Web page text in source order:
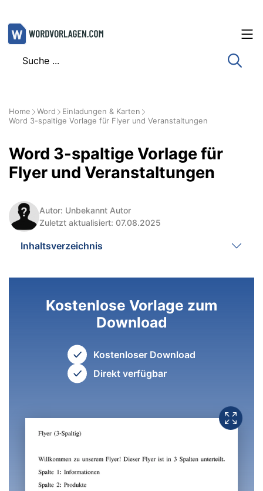
Zum
Inhalt
Home Word
Einladungen & Karten
Word 3-spaltige Vorlage für Flyer und Veranstaltungen
Word 3-spaltige Vorlage für
Flyer und Veranstaltungen
Autor: Unbekannt Autor
Zuletzt aktualisiert: 07.08.2025
Inhaltsverzeichnis
Kostenlose Vorlage zum
Download
Kostenloser Download
Direkt verfügbar